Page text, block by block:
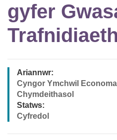
gyfer
Trafnidiaeth
Ariannwr:
Cyngor Ymchwil
Chymdeithasol
Statws:
Cyfredol